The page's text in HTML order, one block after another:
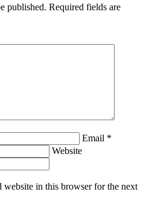
published. Required fields are
Email *
Website
website in this browser for the next